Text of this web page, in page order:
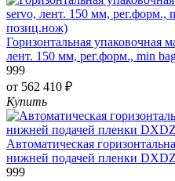
Горизонтальная
лент. 150 мм, рег.форм., min
999
от 562 410 ₽
Купить
Автоматическая
нижней подачей пленки
999